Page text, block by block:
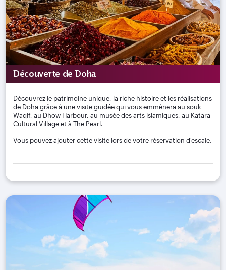
Découverte de Doha
Découvrez le patrimoine unique, la riche histoire et les réalisations
de Doha grâce à une visite guidée qui vous emmènera au souk
Waqif, au Dhow Harbour, au musée des arts islamiques, au Katara
Cultural Village et à The Pearl.
Vous pouvez ajouter cette visite lors de votre réservation d'escale.